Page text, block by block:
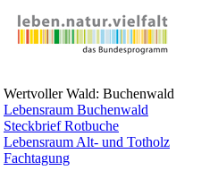
Wertvoller Wald: Buchenwald
Lebensraum Buchenwald
Steckbrief Rotbuche
Lebensraum Alt- und Totholz
Fachtagung